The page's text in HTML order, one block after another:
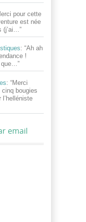
pour cette
est née
(j’ai…”
: “Ah ah
!
que…”
: “Merci
bougies
email